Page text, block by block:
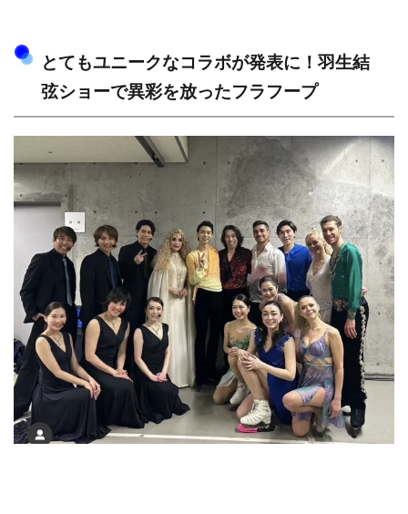
とてもユニークなコラボが発表に！羽生結
弦ショーで異彩を放ったフラフープ